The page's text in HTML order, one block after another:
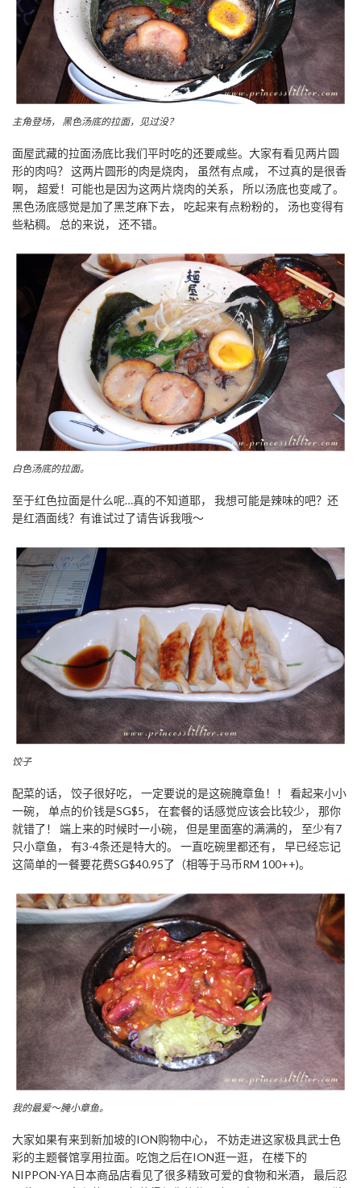
主角登场， 黑色汤底的拉面，见过没？
面屋武藏的拉面汤底比我们平时吃的还要咸些。大家有看见两片圆
形的肉吗？ 这两片圆形的肉是烧肉， 虽然有点咸， 不过真的是很香
啊， 超爱！可能也是因为这两片烧肉的关系， 所以汤底也变咸了。
黑色汤底感觉是加了黑芝麻下去， 吃起来有点粉粉的， 汤也变得有
些粘稠。 总的来说， 还不错。
白色汤底的拉面。
至于红色拉面是什么呢…真的不知道耶， 我想可能是辣味的吧？还
是红酒面线？有谁试过了请告诉我哦～
饺子
配菜的话， 饺子很好吃， 一定要说的是这碗腌章鱼！！ 看起来小小
一碗， 单点的价钱是SG$5， 在套餐的话感觉应该会比较少， 那你
就错了！ 端上来的时候时一小碗， 但是里面塞的满满的， 至少有7
只小章鱼， 有3-4条还是特大的。 一直吃碗里都还有， 早已经忘记
这简单的一餐要花费SG$40.95了（相等于马币RM 100++)。
我的最爱～腌小章鱼。
大家如果有来到新加坡的ION购物中心， 不妨走进这家极具武士色
彩的主题餐馆享用拉面。吃饱之后在ION逛一逛， 在楼下的
NIPPON-YA日本商品店看见了很多精致可爱的食物和米酒， 最后忍